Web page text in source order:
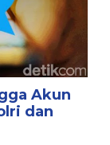
Akun
dan